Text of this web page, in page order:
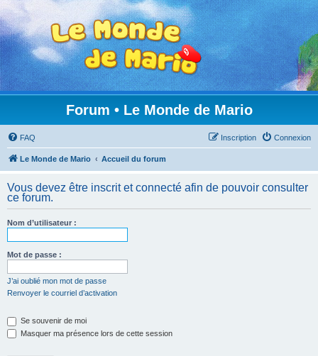
Forum • Le Monde de Mario
FAQ Connexion
Inscription
Le Monde de Mario Accueil du forum
Vous devez être inscrit et connecté afin de pouvoir consulter
ce forum.
Nom d’utilisateur :
Mot de passe :
J’ai oublié mon mot de passe
Renvoyer le courriel d’activation
Se souvenir de moi
Masquer ma présence lors de cette session